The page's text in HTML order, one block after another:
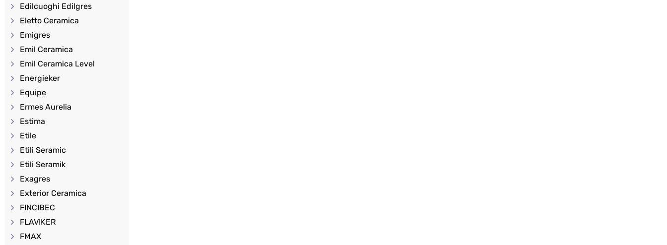
Edilcuoghi Edilgres
Eletto Ceramica
Emigres
Emil Ceramica
Emil Ceramica Level
Energieker
Equipe
Ermes Aurelia
Estima
Etile
Etili Seramic
Etili Seramik
Exagres
Exterior Ceramica
FINCIBEC
FLAVIKER
FMAX